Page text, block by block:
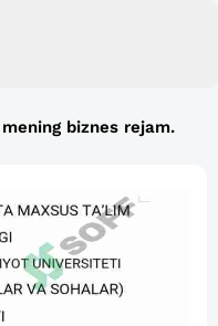
biznes rejam.